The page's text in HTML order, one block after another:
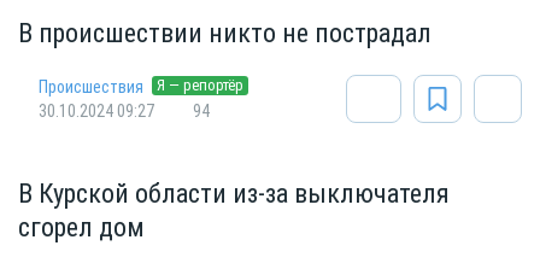
В происшествии никто не пострадал
Происшествия Я — репортёр
30.10.2024 09:27 94
В Курской области из-за выключателя
сгорел дом